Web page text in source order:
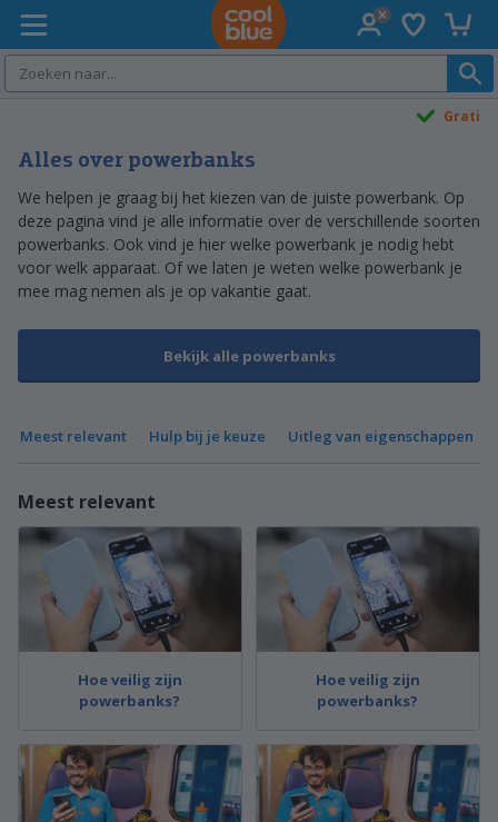
Coolblue home
Alles over powerbanks
We helpen je graag bij het kiezen van de juiste powerbank. Op
deze pagina vind je alle informatie over de verschillende soorten
powerbanks. Ook vind je hier welke powerbank je nodig hebt
voor welk apparaat. Of we laten je weten welke powerbank je
mee mag nemen als je op vakantie gaat.
Bekijk alle powerbanks
Meest relevant Hulp bij je keuze Uitleg van eigenschappen
Meest relevant
Hoe veilig zijn
powerbanks?
Hoe veilig zijn
powerbanks?